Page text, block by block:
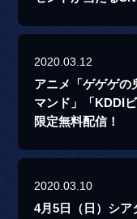
2020.03.12
アニメ「ゲゲゲの
マンド」「KDDI
限定無料配信！
2020.03.10
4月5日（日）シア